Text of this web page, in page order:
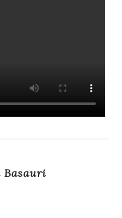
Basauri